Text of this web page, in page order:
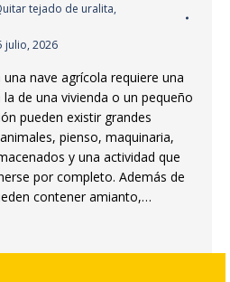
tejado de uralita,
julio, 2026
nave agrícola requiere una
de una vivienda o un pequeño
pueden existir grandes
pienso, maquinaria,
y una actividad que
por completo. Además de
contener amianto,…